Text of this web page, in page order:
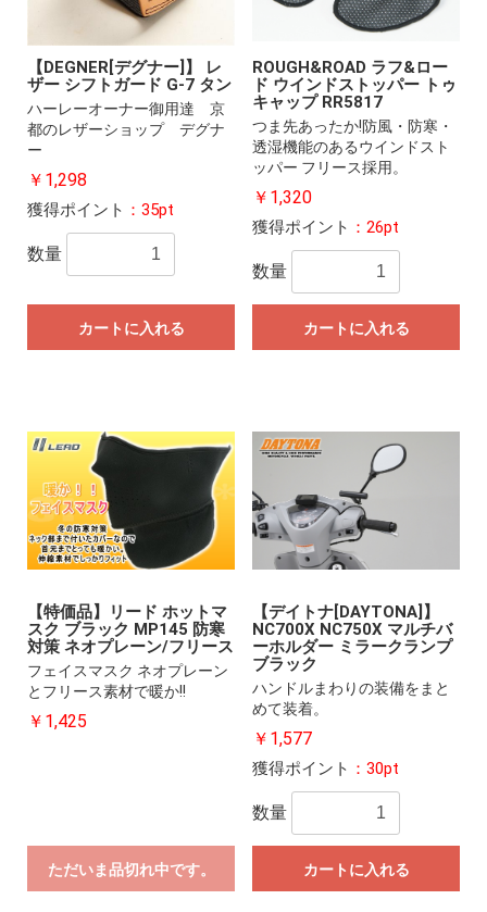
【DEGNER[デグナー]】 レ
ザー シフトガード G-7 タン
ハーレーオーナー御用達 京
都のレザーショップ デグナ
ー
￥1,298
獲得ポイント ：35pt
数量
カートに入れる
ROUGH&ROAD ラフ&ロー
ド ウインドストッパー トゥ
キャップ RR5817
つま先あったか!防風・防寒・
透湿機能のあるウインドスト
ッパー フリース採用。
￥1,320
獲得ポイント ：26pt
数量
カートに入れる
【特価品】リード ホットマ
スク ブラック MP145 防寒
対策 ネオプレーン/フリース
フェイスマスク ネオプレーン
とフリース素材で暖か!!
￥1,425
ただいま品切れ中です。
【デイトナ[DAYTONA]】
NC700X NC750X マルチバ
ーホルダー ミラークランプ
ブラック
ハンドルまわりの装備をまと
めて装着。
￥1,577
獲得ポイント ：30pt
数量
カートに入れる